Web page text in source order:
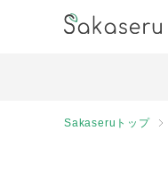
Sakaseruトップ